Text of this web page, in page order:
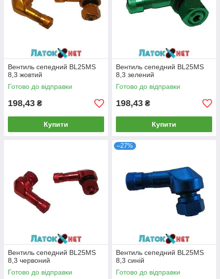
Вентиль сепедний BL25MS
8,3 жовтий
Готово до відправки
198,43 ₴
Купити
Вентиль сепедний BL25MS
8,3 зелений
Готово до відправки
198,43 ₴
Купити
Вентиль сепедний BL25MS
8,3 червоний
Готово до відправки
–27%
Вентиль сепедний BL25MS
8,3 синій
Готово до відправки